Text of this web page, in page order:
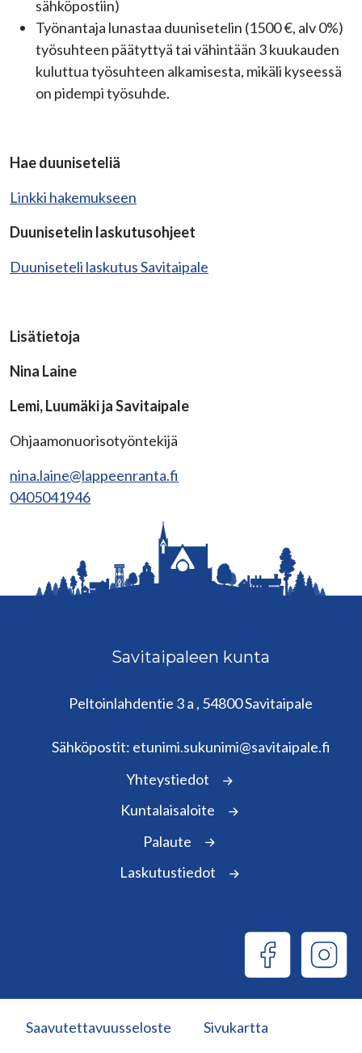
sähköpostiin)
Työnantaja lunastaa duunisetelin (1500 €, alv 0%)
työsuhteen päätyttyä tai vähintään 3 kuukauden
kuluttua työsuhteen alkamisesta, mikäli kyseessä
on pidempi työsuhde.
Hae duuniseteliä
Linkki hakemukseen
Duunisetelin laskutusohjeet
Duuniseteli laskutus Savitaipale
Lisätietoja
Nina Laine
Lemi, Luumäki ja Savitaipale
Ohjaamonuorisotyöntekijä
nina.laine@lappeenranta.fi
0405041946
Savitaipaleen kunta
Peltoinlahdentie 3 a , 54800 Savitaipale
Sähköpostit: etunimi.sukunimi@savitaipale.fi
Yhteystiedot
Kuntalaisaloite
Palaute
Laskutustiedot
Saavutettavuusseloste
Sivukartta